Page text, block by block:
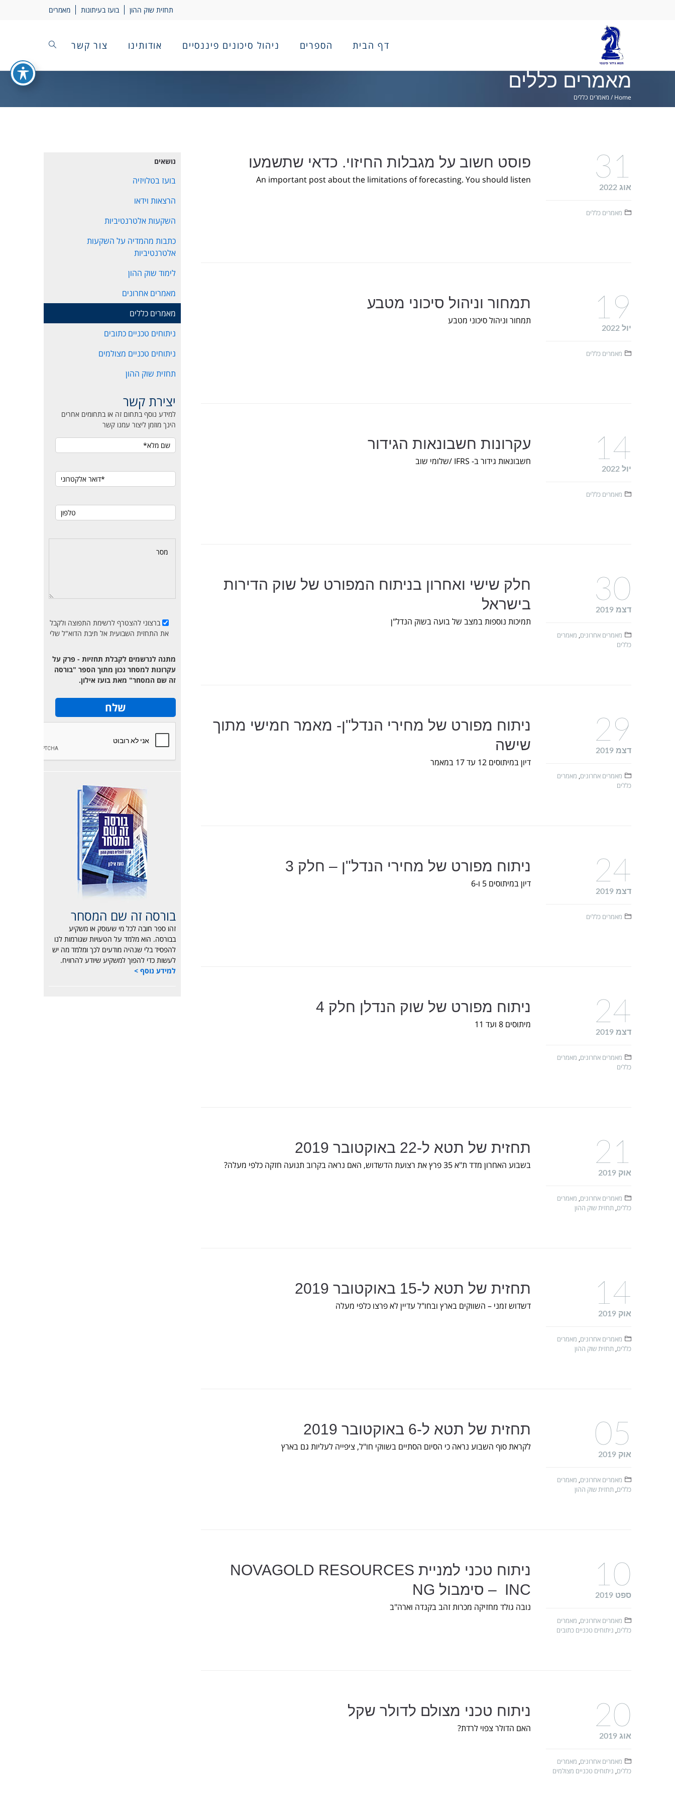
תחזית שוק ההון בועז בעיתונות מאמרים
דף הבית הספרים ניהול סיכונים פיננסיים אודותינו צור קשר
מאמרים כללים
Home
/ מאמרים כללים
פוסט חשוב על מגבלות החיזוי. כדאי שתשמעו
An important post about the limitations of forecasting. You should listen 31
אוג 2022
מאמרים כללים
תמחור וניהול סיכוני מטבע
תמחור וניהול סיכוני מטבע 19
יול 2022
מאמרים כללים
עקרונות חשבונאות הגידור
חשבונאות גידור ב- IFRS /שלומי שוב 14
יול 2022
מאמרים כללים
חלק שישי ואחרון בניתוח המפורט של שוק הדירות
בישראל
תמיכות נוספות במצב של בועה בשוק הנדל"ן
30
דצמ 2019
מאמרים אחרונים, מאמרים
כללים
ניתוח מפורט של מחירי הנדל"ן- מאמר חמישי מתוך
שישה
דיון במיתוסים 12 עד 17 במאמר
29
דצמ 2019
מאמרים אחרונים, מאמרים
כללים
ניתוח מפורט של מחירי הנדל"ן – חלק 3
דיון במיתוסים 5 ו-6 24
דצמ 2019
מאמרים כללים
ניתוח מפורט של שוק הנדלן חלק 4
מיתוסים 8 ועד 11 24
דצמ 2019
מאמרים אחרונים, מאמרים
כללים
תחזית של תטא ל-22 באוקטובר 2019
בשבוע האחרון מדד ת"א 35 פרץ את רצועת הדשדוש, האם נראה בקרוב תנועה חזקה כלפי מעלה? 21
אוק 2019
מאמרים אחרונים, מאמרים
כללים, תחזית שוק ההון
תחזית של תטא ל-15 באוקטובר 2019
דשדוש זמני – השווקים בארץ ובחו"ל עדיין לא פרצו כלפי מעלה 14
אוק 2019
מאמרים אחרונים, מאמרים
כללים, תחזית שוק ההון
תחזית של תטא ל-6 באוקטובר 2019
לקראת סוף השבוע נראה כי הסיום הסתיים בשווקי חו"ל, ציפייה לעליות גם בארץ 05
אוק 2019
מאמרים אחרונים, מאמרים
כללים, תחזית שוק ההון
ניתוח טכני למניית NOVAGOLD RESOURCES
INC – סימבול NG
נובה גולד מחזיקה מכרות זהב בקנדה וארה"ב
10
ספט 2019
מאמרים אחרונים, מאמרים
כללים, ניתוחים טכניים כתובים
ניתוח טכני מצולם לדולר שקל
האם הדולר צפוי לרדת? 20
אוג 2019
מאמרים אחרונים, מאמרים
כללים, ניתוחים טכניים מצולמים
נושאים
בועז בטלויזיה
הרצאות וידאו
השקעות אלטרנטיביות
כתבות מהמדיה על השקעות
אלטרנטיביות
לימוד שוק ההון
מאמרים אחרונים
מאמרים כללים
ניתוחים טכניים כתובים
ניתוחים טכניים מצולמים
תחזית שוק ההון
יצירת קשר
למידע נוסף בתחום זה או בתחומים אחרים
הינך מוזמן ליצור עמנו קשר
ברצוני להצטרף לרשימת התפוצה ולקבל
את התחזית השבועית אל תיבת הדוא"ל שלי
מתנה לנרשמים לקבלת תחזיות - פרק על
עקרונות למסחר נכון מתוך הספר "בורסה
זה שם המסחר" מאת בועז אילון.
בורסה זה שם המסחר
זהו ספר חובה לכל מי שעוסק או משקיע
בבורסה. הוא מלמד על הטעויות שגורמות לנו
להפסיד בלי שנהיה מודעים לכך ומלמד מה יש
לעשות כדי להפוך למשקיע שיודע להרוויח.
למידע נוסף >